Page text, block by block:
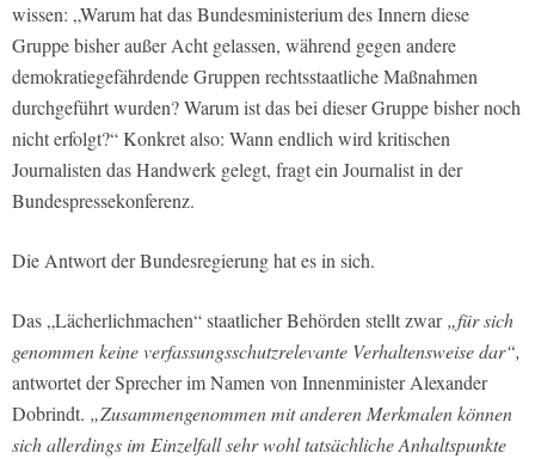
wissen: „Warum hat das Bundesministerium des Innern diese
Gruppe bisher außer Acht gelassen, während gegen andere
demokratiegefährdende Gruppen rechtsstaatliche Maßnahmen
durchgeführt wurden? Warum ist das bei dieser Gruppe bisher noch
nicht erfolgt?“ Konkret also: Wann endlich wird kritischen
Journalisten das Handwerk gelegt, fragt ein Journalist in der
Bundespressekonferenz.
Die Antwort der Bundesregierung hat es in sich.
Das „Lächerlichmachen“ staatlicher Behörden stellt zwar„für sich
genommen keine verfassungsschutzrelevante Verhaltensweise dar“,
antwortet der Sprecher im Namen von Innenminister Alexander
Dobrindt. „Zusammengenommen mit anderen Merkmalen können
sich allerdings im Einzelfall sehr wohl tatsächliche Anhaltspunkte